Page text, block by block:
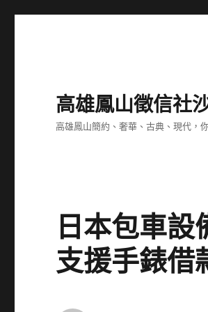
高雄鳳山徵信社
高雄鳳山簡約、奢華、古典、現代，
日本包車
支援手錶借